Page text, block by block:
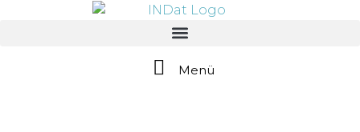
Menü